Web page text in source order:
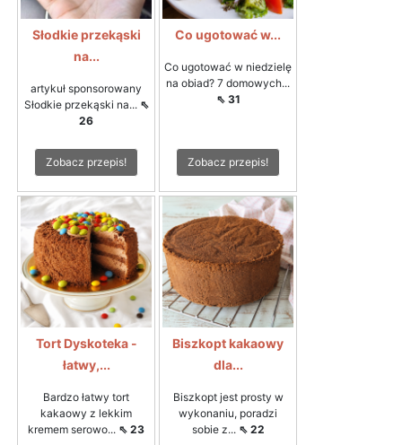
Słodkie przekąski
na...
artykuł sponsorowany
Słodkie przekąski na... ⇖
26
Zobacz przepis!
Co ugotować w...
Co ugotować w niedzielę
na obiad? 7 domowych...
⇖ 31
Zobacz przepis!
Tort Dyskoteka -
łatwy,...
Bardzo łatwy tort
kakaowy z lekkim
kremem serowo... ⇖ 23
Biszkopt kakaowy
dla...
Biszkopt jest prosty w
wykonaniu, poradzi
sobie z... ⇖ 22